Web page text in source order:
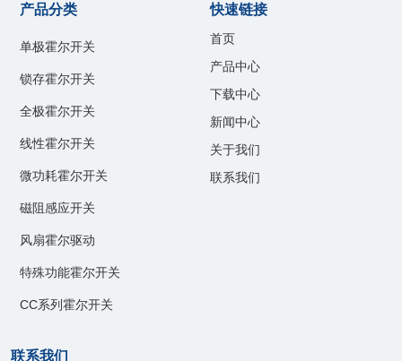
产品分类
单极霍尔开关
锁存霍尔开关
全极霍尔开关
线性霍尔开关
微功耗霍尔开关
磁阻感应开关
风扇霍尔驱动
特殊功能霍尔开关
CC系列霍尔开关
快速链接
首页
产品中心
下载中心
新闻中心
关于我们
联系我们
联系我们